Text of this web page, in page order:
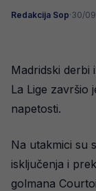
Redakcija Sop·30/
Madridski derbi
La Lige završio
napetosti.
Na utakmici su
isključenja i
golmana